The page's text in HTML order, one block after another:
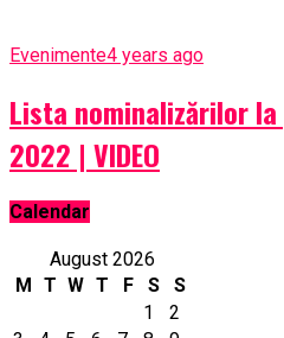
Evenimente4 years ago
Lista nominalizărilor
2022 | VIDEO
Calendar
August 2026
M
T W T F S
S
1
2